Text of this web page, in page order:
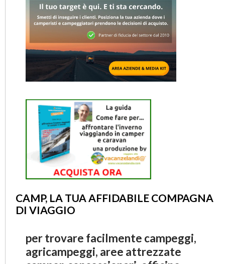
CAMP, LA TUA AFFIDABILE COMPAGNA
DI VIAGGIO
per trovare facilmente campeggi,
agricampeggi, aree attrezzate